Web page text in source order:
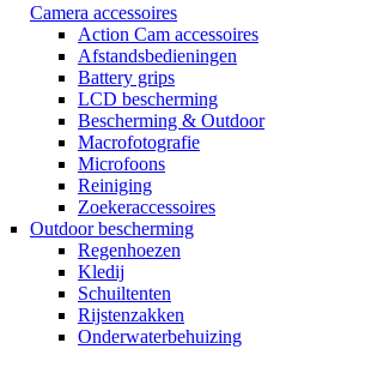
Camera accessoires
Action Cam accessoires
Afstandsbedieningen
Battery grips
LCD bescherming
Bescherming & Outdoor
Macrofotografie
Microfoons
Reiniging
Zoekeraccessoires
Outdoor bescherming
Regenhoezen
Kledij
Schuiltenten
Rijstenzakken
Onderwaterbehuizing